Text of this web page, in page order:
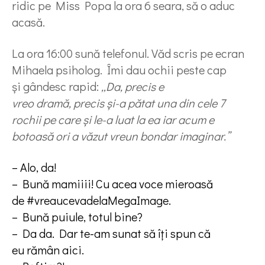
ridic pe Miss Popa la ora 6 seara, să o aduc
acasă.
La ora 16:00 sună telefonul. Văd scris pe ecran
Mihaela psiholog. Îmi dau ochii peste cap
și gândesc rapid: „Da, precis e
vreo dramă, precis și-a pătat una din cele 7
rochii pe care și le-a luat la ea iar acum e
botoasă ori a văzut vreun bondar imaginar.”
– Alo, da!
– Bună mamiiii! Cu acea voce mieroasă
de #vreaucevadelaMegaImage.
– Bună puiule, totul bine?
– Da da. Dar te-am sunat să îți spun că
eu rămân aici.